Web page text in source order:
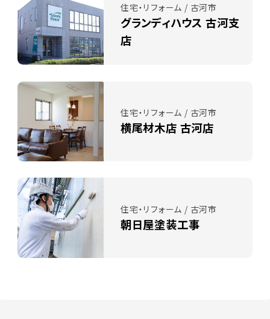
住宅・リフォーム / 古河市
グランディハウス 古河支
店
住宅・リフォーム / 古河市
横尾材木店 古河店
住宅・リフォーム / 古河市
朝日屋塗装工事